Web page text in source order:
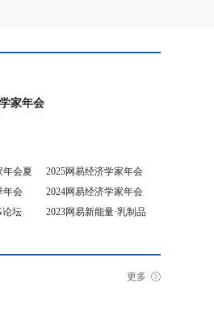
年会夏
2025网易经济学家年会
年会
2024网易经济学家年会
论坛
2023网易新能量·乳制品
更多